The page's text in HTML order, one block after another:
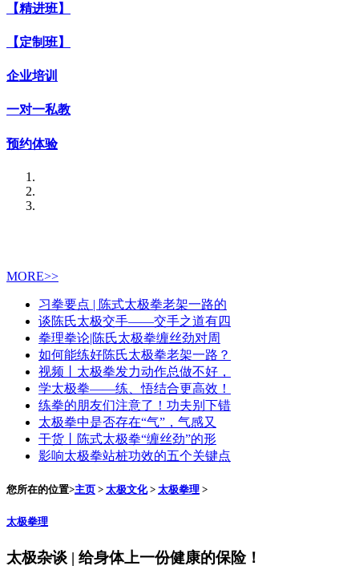
【精进班】
【定制班】
企业培训
一对一私教
预约体验
MORE>>
习拳要点 | 陈式太极拳老架一路的
谈陈氏太极交手——交手之道有四
拳理拳论|陈氏太极拳缠丝劲对周
如何能练好陈氏太极拳老架一路？
视频丨太极拳发力动作总做不好，
学太极拳——练、悟结合更高效！
练拳的朋友们注意了！功夫别下错
太极拳中是否存在“气”，气感又
干货丨陈式太极拳“缠丝劲”的形
影响太极拳站桩功效的五个关键点
您所在的位置>主页 > 太极文化> 太极拳理 >
太极拳理
太极杂谈 | 给身体上一份健康的保险！